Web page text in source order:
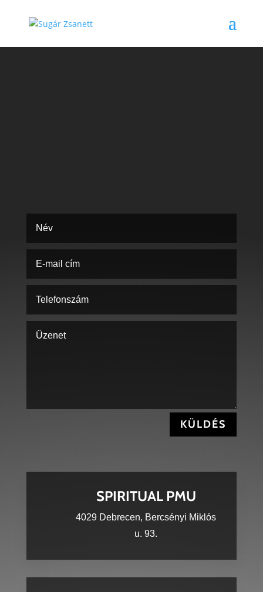
KÜLDÉS
SPIRITUAL PMU
4029 Debrecen, Bercsényi Miklós
u. 93.